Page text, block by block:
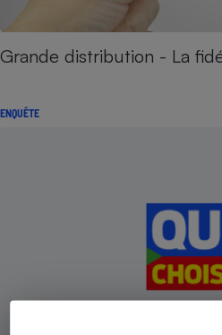
Grande distribution - La
ENQUÊTE